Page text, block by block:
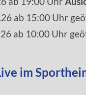
ab 15:00 Uhr
ab 10:00 Uhr
im